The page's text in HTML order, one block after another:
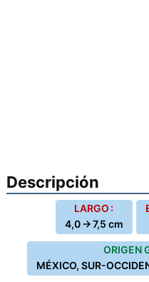
Descripción
LARGO :
4,0 → 7,5 cm
ORIGEN
MÉXICO, SUR-